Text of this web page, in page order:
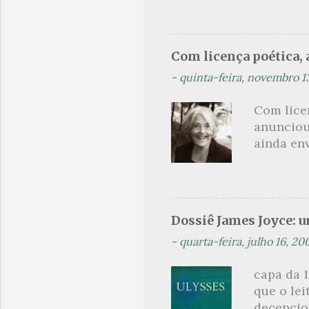
no
maçã
trazes
Com licença poética,
- quinta-feira, novembro
Com
ainda
não,
toda
na hora
Dossiê James Joyce:
- quarta-feira, julho 16,
capa da
que o